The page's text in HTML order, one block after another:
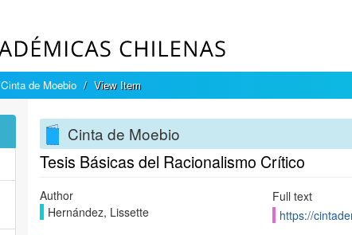
Cinta de Moebio View Item
Cinta de Moebio
Tesis Básicas del Racionalismo Crítico
Author
Hernández, Lissette
Full text
https://